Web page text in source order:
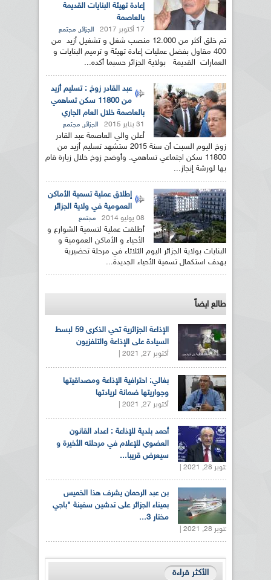
إعادة تهيئة البنايات القديمة
بالعاصمة
17 أكتوبر 2017 الجزائر, مجتمع
تم خلق أكثر من 12.000 منصب شغل و تشغيل أزيد من
400 مقاول بفضل عمليات إعادة تهيئة و ترميم البنايات و
العمارات القديمة بولاية الجزائر حسبما أكده...
عبد القادر زوخ : تسليم أزيد
من 11800 سكن تساهمي
بالعاصمة خلال العام الجاري
31 يناير 2015 الجزائر, مجتمع
أعلن والي العاصمة عبد القادر
زوخ اليوم السبت أن سنة 2015 ستشهد تسليم أزيد من
11800 سكن اجتماعي تساهمي. وأوضح زوخ خلال زيارة قام
بها لورشة إنجاز...
إطلاق عملية تسمية الأماكن
العمومية في ولاية الجزائر
08 يوليو 2014 مجتمع
أطلقت عملية لتسمية الشوارع و
الأحياء و الأماكن العمومية و
البنايات بولاية الجزائر اليوم الثلاثاء في مرحلة تحضيرية
بهدف استكمال تسمية الأحياء الجديدة...
طالع ايضاً
الإذاعة الجزائرية تحي الذكرى 59 لبسط
السيادة على الإذاعة والتلفزيون
أكتوبر 27, 2021 |
بغالي: احترافية الإذاعة ومصداقيتها
وجواريتها ضمانة لريادتها
أكتوبر 27, 2021 |
أحمد بلدية للإذاعة : اعداد القانون
العضوي للإعلام في مرحلته الأخيرة و
سيعرض قريبا...
أكتوبر 28, 2021 |
بن عبد الرحمان يشرف هذا الخميس
بميناء الجزائر على تدشين سفينة "باجي
مختار 3...
أكتوبر 28, 2021 |
الأكثر قراءة